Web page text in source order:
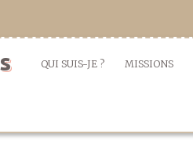
QUI SUIS-JE ? MISSIONS